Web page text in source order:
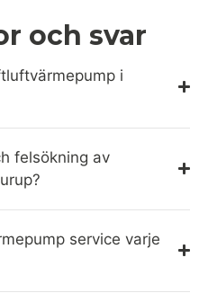
och svar
i
felsökning av
service varje